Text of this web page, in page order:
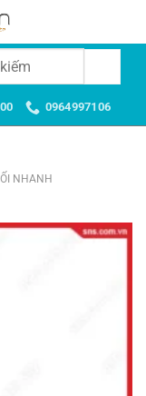
0964997106
NHANH